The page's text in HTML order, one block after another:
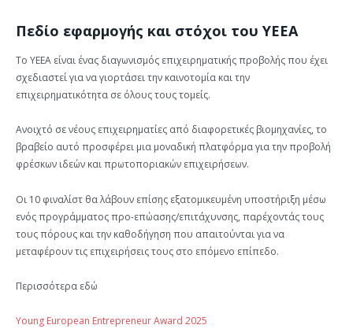
Πεδίο εφαρμογής και στόχοι του YEEA
Το YEEA είναι ένας διαγωνισμός επιχειρηματικής προβολής που έχει
σχεδιαστεί για να γιορτάσει την καινοτομία και την
επιχειρηματικότητα σε όλους τους τομείς.
Ανοιχτό σε νέους επιχειρηματίες από διαφορετικές βιομηχανίες, το
βραβείο αυτό προσφέρει μια μοναδική πλατφόρμα για την προβολή
φρέσκων ιδεών και πρωτοποριακών επιχειρήσεων.
Οι 10 φιναλίστ θα λάβουν επίσης εξατομικευμένη υποστήριξη μέσω
ενός προγράμματος προ-επώασης/επιτάχυνσης, παρέχοντάς τους
τους πόρους και την καθοδήγηση που απαιτούνται για να
μεταφέρουν τις επιχειρήσεις τους στο επόμενο επίπεδο.
Περισσότερα εδώ
Young European Entrepreneur Award 2025